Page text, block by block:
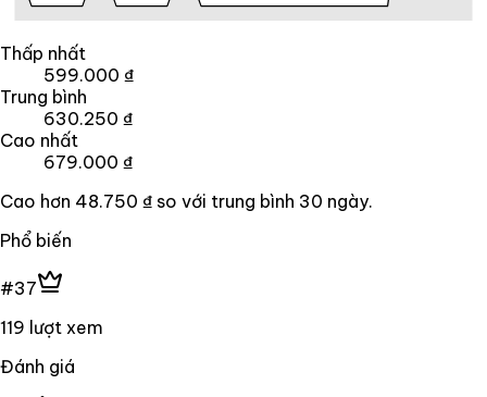
Thấp nhất
599.000 ₫
Trung bình
630.250 ₫
Cao nhất
679.000 ₫
Cao hơn 48.750 ₫ so với trung bình 30 ngày.
Phổ biến
#37
119 lượt xem
Đánh giá